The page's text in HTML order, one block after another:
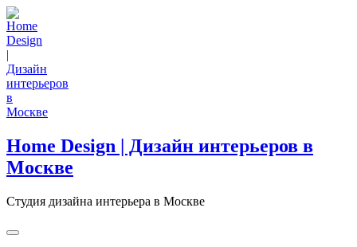
Skip
to
content
Home Design | Дизайн интерьеров в
Москве
Студия дизайна интерьера в Москве